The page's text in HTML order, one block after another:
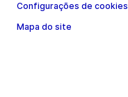
Configurações de cookies
Mapa do site